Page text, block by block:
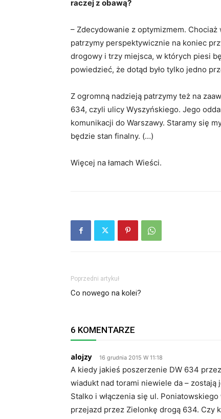
raczej z obawą?
– Zdecydowanie z optymizmem.
patrzymy perspektywicznie na koniec
drogowy i trzy miejsca, w których piesi
powiedzieć, że dotąd było tylko jedno
Z ogromną nadzieją patrzymy też na
634, czyli ulicy Wyszyńskiego. Jego
komunikacji do Warszawy. Staramy się
będzie stan finalny. (…)
Więcej na łamach Wieści.
Poprzedni artykuł
Co nowego na kolei?
6 KOMENTARZE
alojzy 16 grudnia 2015 W 11:18
A kiedy jakieś poszerzenie DW 634
wiadukt nad torami niewiele da – zostają
Stalko i włączenia się ul.
przejazd przez Zielonkę drogą 634. Czy